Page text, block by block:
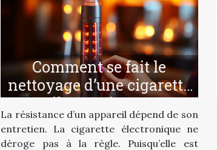
Comment se fait le
nettoyage d’une cigarette
électronique ?
La résistance d’un appareil dépend de son
entretien. La cigarette électronique ne
déroge pas à la règle. Puisqu’elle est